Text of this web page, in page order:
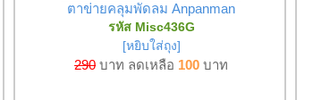
ตาข่ายคลุมพัดลม Anpanman
รหัส Misc436G
[หยิบใส่ถุง]
290 บาท ลดเหลือ 100 บาท